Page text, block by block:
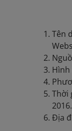
Tên
Thời
2016.
Địa